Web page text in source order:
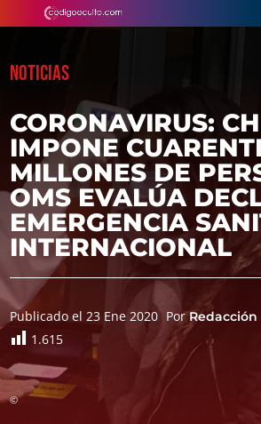
NOTICIAS
CORONAVIRUS:
IMPONE
MILLONES DE
OMS EVALÚA
EMERGENCIA
INTERNACIONAL
Publicado el 23 Ene 2020 PorRedacción
1.615
©